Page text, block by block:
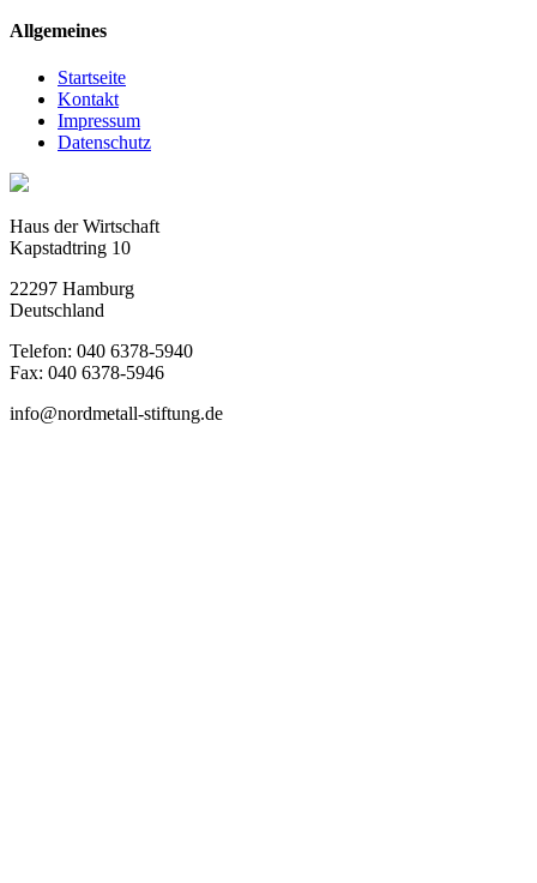
Allgemeines
Startseite
Kontakt
Impressum
Datenschutz
Haus der Wirtschaft
Kapstadtring 10
22297 Hamburg
Deutschland
Telefon: 040 6378-5940
Fax: 040 6378-5946
info@nordmetall-stiftung.de